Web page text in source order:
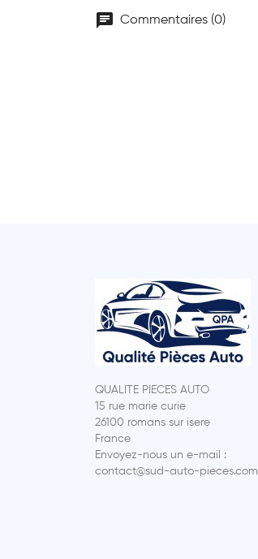
chat Commentaires (0)
QUALITE PIECES AUTO
15 rue marie curie
26100 romans sur isere
France
Envoyez-nous un e-mail :
contact@sud-auto-pieces.com